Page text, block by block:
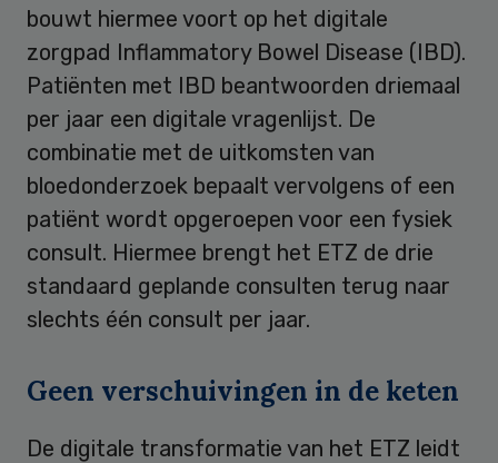
bouwt hiermee voort op het digitale
zorgpad Inflammatory Bowel Disease (IBD).
Patiënten met IBD beantwoorden driemaal
per jaar een digitale vragenlijst. De
combinatie met de uitkomsten van
bloedonderzoek bepaalt vervolgens of een
patiënt wordt opgeroepen voor een fysiek
consult. Hiermee brengt het ETZ de drie
standaard geplande consulten terug naar
slechts één consult per jaar.
Geen verschuivingen in de keten
De digitale transformatie van het ETZ leidt